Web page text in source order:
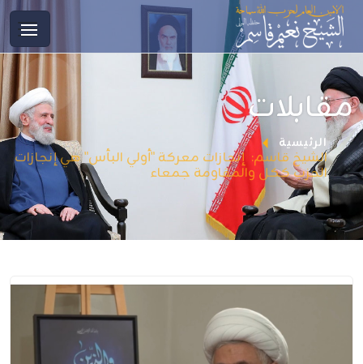
مقابلات
الرئيسية
الشيخ قاسم: إنجازات معركة "أولي البأس" هي إنجازات
الحزب ككل والمقاومة جمعاء